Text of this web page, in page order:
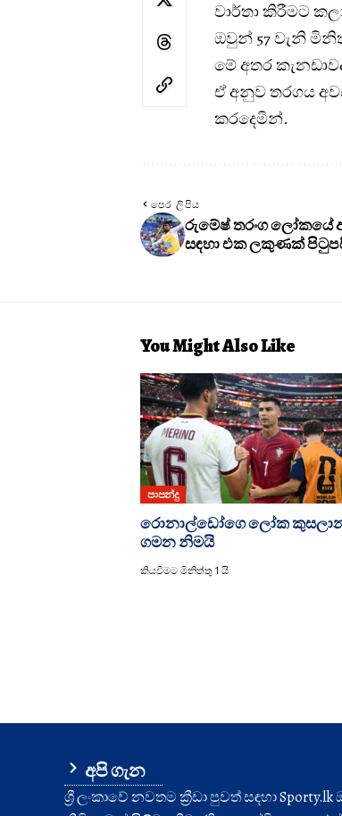
වාර්තා කිරීමට
ඔවුන් 57 වැනි
මේ අතර
ඒ අනුව තරගය
කරදෙමින්.
පෙර ලිපිය
රුමේෂ් තරංග ලෝකයේ
සඳහා එක ලකුණක්
You Might Also Like
පාපන්දු
රොනාල්ඩෝගෙ ලෝක
ගමන නිමයි
කියවීමට මිනිත්තු 1 යි
අපි ගැන
ශ්‍රී ලංකාවේ නවතම ක්‍රීඩා පුවත් සඳහා